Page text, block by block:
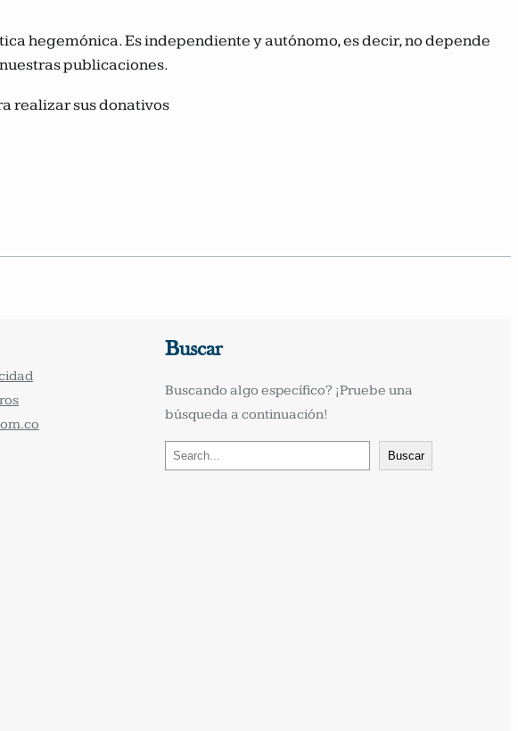
hegemónica. Es independiente y autónomo, es decir, no depende
publicaciones.
realizar sus donativos
Buscar
Buscando algo específico? ¡Pruebe una
búsqueda a continuación!
Buscar